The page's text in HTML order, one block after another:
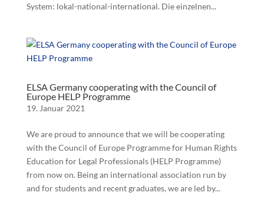
System: lokal-national-international. Die einzelnen...
ELSA Germany cooperating with the Council of
Europe HELP Programme
19. Januar 2021
We are proud to announce that we will be cooperating
with the Council of Europe Programme for Human Rights
Education for Legal Professionals (HELP Programme)
from now on. Being an international association run by
and for students and recent graduates, we are led by...